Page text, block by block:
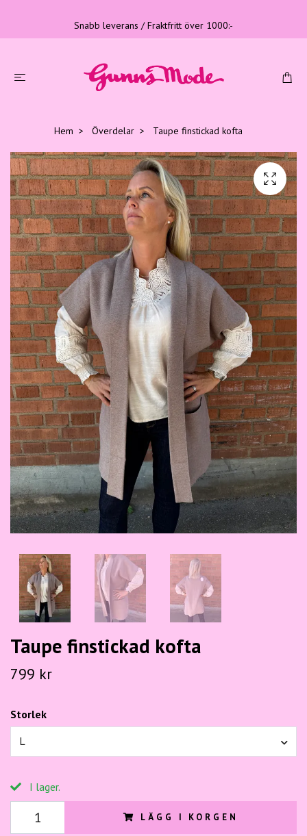
Snabb leverans / Fraktfritt över 1000:-
Hem Överdelar Taupe finstickad kofta
Taupe finstickad kofta
799 kr
Storlek
L
I lager.
LÄGG I KORGEN